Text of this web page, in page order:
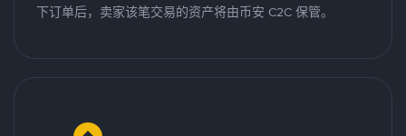
下订单后，卖家该笔交易的资产将由币安 C2C 保管。